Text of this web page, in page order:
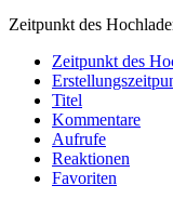
Zeitpunkt des
Zeitpunkt des
Titel
Kommentare
Aufrufe
Reaktionen
Favoriten